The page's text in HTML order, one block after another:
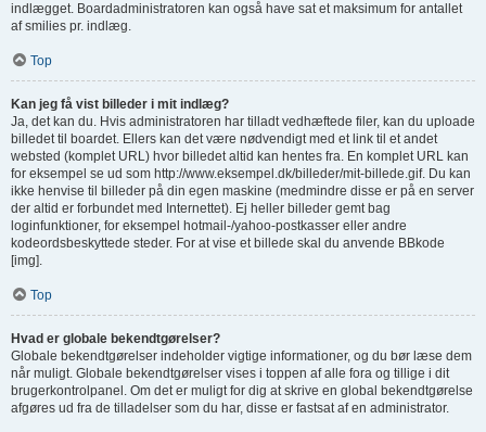
indlægget. Boardadministratoren kan også have sat et maksimum for antallet
af smilies pr. indlæg.
Top
Kan jeg få vist billeder i mit indlæg?
Ja, det kan du. Hvis administratoren har tilladt vedhæftede filer, kan du uploade
billedet til boardet. Ellers kan det være nødvendigt med et link til et andet
websted (komplet URL) hvor billedet altid kan hentes fra. En komplet URL kan
for eksempel se ud som http://www.eksempel.dk/billeder/mit-billede.gif. Du kan
ikke henvise til billeder på din egen maskine (medmindre disse er på en server
der altid er forbundet med Internettet). Ej heller billeder gemt bag
loginfunktioner, for eksempel hotmail-/yahoo-postkasser eller andre
kodeordsbeskyttede steder. For at vise et billede skal du anvende BBkode
[img].
Top
Hvad er globale bekendtgørelser?
Globale bekendtgørelser indeholder vigtige informationer, og du bør læse dem
når muligt. Globale bekendtgørelser vises i toppen af alle fora og tillige i dit
brugerkontrolpanel. Om det er muligt for dig at skrive en global bekendtgørelse
afgøres ud fra de tilladelser som du har, disse er fastsat af en administrator.